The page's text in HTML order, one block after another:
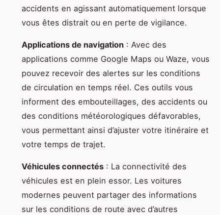
accidents en agissant automatiquement lorsque
vous êtes distrait ou en perte de vigilance.
Applications de navigation : Avec des
applications comme Google Maps ou Waze, vous
pouvez recevoir des alertes sur les conditions
de circulation en temps réel. Ces outils vous
informent des embouteillages, des accidents ou
des conditions météorologiques défavorables,
vous permettant ainsi d’ajuster votre itinéraire et
votre temps de trajet.
Véhicules connectés : La connectivité des
véhicules est en plein essor. Les voitures
modernes peuvent partager des informations
sur les conditions de route avec d’autres